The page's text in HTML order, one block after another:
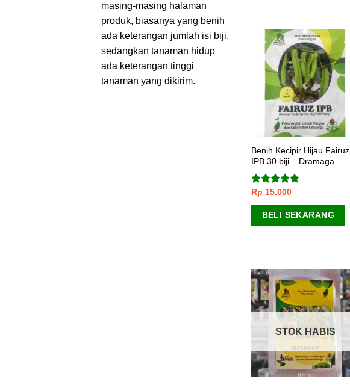
masing-masing halaman
produk, biasanya yang benih
ada keterangan jumlah isi biji,
sedangkan tanaman hidup
ada keterangan tinggi
tanaman yang dikirim.
Benih Kecipir Hijau Fairuz
IPB 30 biji – Dramaga
Dinilai5.00
dari 5
Rp 15.000
BELI SEKARANG
STOK HABIS